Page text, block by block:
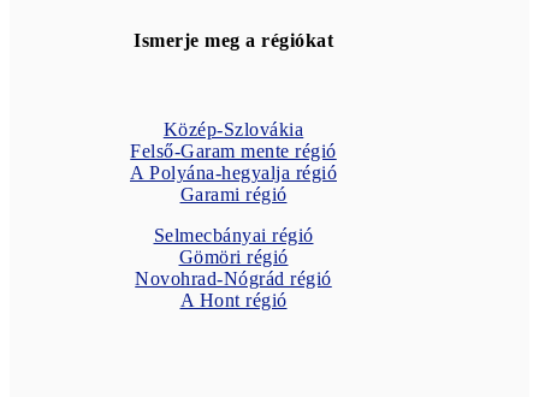
Ismerje meg a régiókat
Közép-Szlovákia
Felső-Garam mente régió
A Polyána-hegyalja régió
Garami régió
Selmecbányai régió
Gömöri régió
Novohrad-Nógrád régió
A Hont régió